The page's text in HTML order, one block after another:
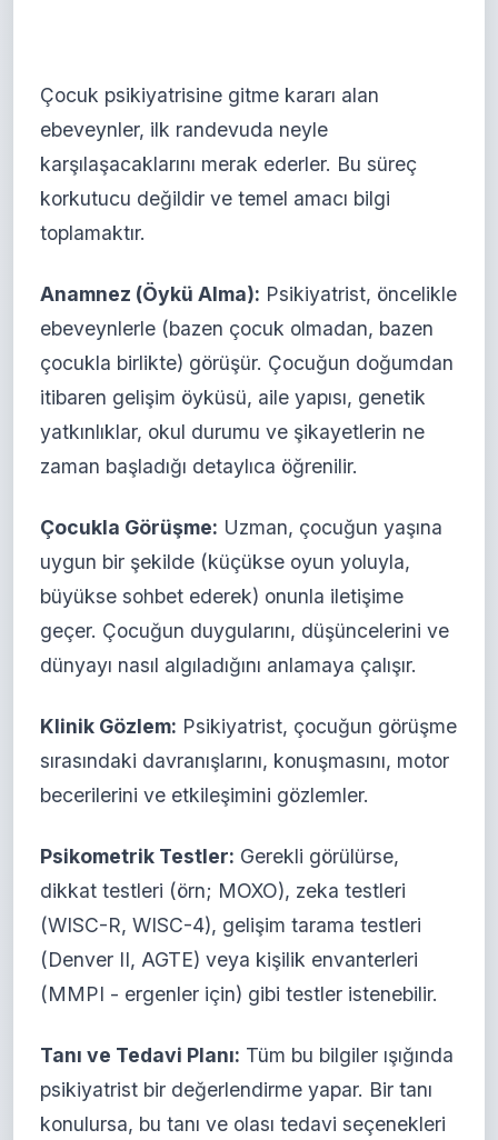
Çocuk psikiyatrisine gitme kararı alan
ebeveynler, ilk randevuda neyle
karşılaşacaklarını merak ederler. Bu süreç
korkutucu değildir ve temel amacı bilgi
toplamaktır.
Anamnez (Öykü Alma): Psikiyatrist, öncelikle
ebeveynlerle (bazen çocuk olmadan, bazen
çocukla birlikte) görüşür. Çocuğun doğumdan
itibaren gelişim öyküsü, aile yapısı, genetik
yatkınlıklar, okul durumu ve şikayetlerin ne
zaman başladığı detaylıca öğrenilir.
Çocukla Görüşme: Uzman, çocuğun yaşına
uygun bir şekilde (küçükse oyun yoluyla,
büyükse sohbet ederek) onunla iletişime
geçer. Çocuğun duygularını, düşüncelerini ve
dünyayı nasıl algıladığını anlamaya çalışır.
Klinik Gözlem: Psikiyatrist, çocuğun görüşme
sırasındaki davranışlarını, konuşmasını, motor
becerilerini ve etkileşimini gözlemler.
Psikometrik Testler: Gerekli görülürse,
dikkat testleri (örn; MOXO), zeka testleri
(WISC-R, WISC-4), gelişim tarama testleri
(Denver II, AGTE) veya kişilik envanterleri
(MMPI - ergenler için) gibi testler istenebilir.
Tanı ve Tedavi Planı: Tüm bu bilgiler ışığında
psikiyatrist bir değerlendirme yapar. Bir tanı
konulursa, bu tanı ve olası tedavi seçenekleri